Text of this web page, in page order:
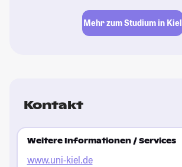
Mehr zum Studium in Kiel
Kontakt
Weitere Informationen / Services
www.uni-kiel.de